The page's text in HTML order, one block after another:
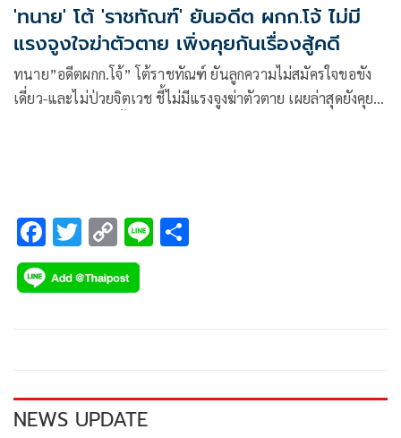
'ทนาย' โต้ 'ราชทัณฑ์' ยันอดีต ผกก.โจ้ ไม่มี
แรงจูงใจฆ่าตัวตาย เพิ่งคุยกันเรื่องสู้คดี
ทนาย”อดีตผกก.โจ้” โต้ราชทัณฑ์ ยันลูกความไม่สมัครใจขอขัง
เดี่ยว-และไม่ป่วยจิตเวช ชี้ไม่มีแรงจูงฆ่าตัวตาย เผยล่าสุดยังคุย
F
ac
e
k
T
wi
tt
C
o
p
k
Li
NEWS UPDATE